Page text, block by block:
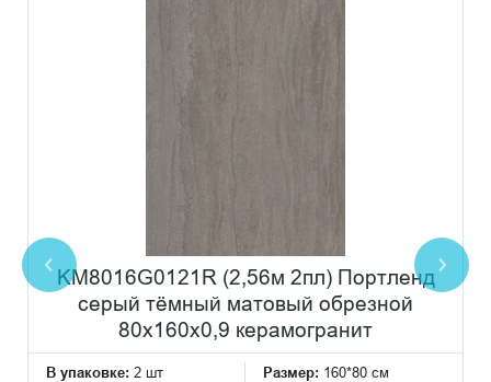
KM8016G0121R (2,56м 2пл) Портленд
серый тёмный матовый обрезной
80x160x0,9 керамогранит
В упаковке: 2 шт Размер: 160*80 см